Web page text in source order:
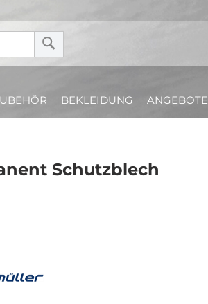
BEKLEIDUNG ANGEBOTE
Schutzblech